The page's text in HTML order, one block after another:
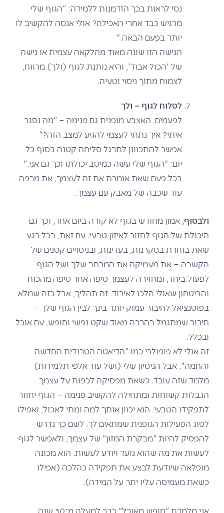
נסי לראות בכך הזדמנות ללמידה: "הגוף שלי
מרגיש כבד אחרי האכילה? אולי אנסה להקשיב לו
יותר בפעם הבאה."
הגישה הזו שונה מאוד מהלקאה עצמית או גישה
של 'הכול אבוד', והיא נותנת לגוף (ולך) מרווח,
לצמוח מתוך ניסוי וטעיה.
לסלוח לגוף – ולך
לפעמים, האצבע מופנית גם פנימה – "מה נסגר
איתי? איך נתתי לעצמי להגיע למצב הזה?"
אפשר להתכוונן לתרגל סליחה קטנה בסוף כל
יום: "הגוף שלי עשה כמיטב יכולתו וכך גם אני."
בכל פעם שאת אומרת את זה לעצמך, את מרפה
עוד שכבה של מאבק עם עצמך.
ולבסוף, אמון מחודש בגוף לא קורה ביום אחד, וכך גם
היכולת של הגוף לחזור לאיזון טבעי. עם זאת, בכל רגע
שאת בוחרת בסקרנות, בעדינות, ובניסויים קטנים של
הקשבה – את מעמיקה את המרחב שלך ושל הגוף
לפעול ביחד, ומחזירה לעצמך טיפה אחר טיפה מהכוח
והביטחון שאולי הלכו לאיבוד. זה תהליך, אבל כזה שמלא
בפוטנציאל לחיבור עמוק יותר בינך לבין הגוף שלך –
חיבור שמתגמל בהרבה מאוד שקט נפשי וחופש, עם אוכל
ובכלל.
זה אולי לא פופולרי כמו "הדיאטה הטרנדית החדשה
והחמה", אבל הניסיון שלי (ושל עוד אלפי תלמידות)
מלמד שזה עובד. כשאת מפסיקה לכפות על עצמך
הגבלות קשוחות ומתחילה להקשיב פנימה – הגוף יחזור
לתפקידו הטבעי. הוא יכוון אותך למה ומתי לאכול, ואפילו
לסוג הפעילות הגופנית שמתאים לך. לשם כך נדרש
להפסיק להיות "מבקרת המזון" של עצמך, ולאפשר לגוף
לעשות את מה שהוא נועד ויודע לעשות. הוא מכונה
מופלאה שיודעת לבצע את תפקידה כהלכה (אפילו
כשאת מעמיסה עליו יתר על המידה).
אני מלמדת "חופש מאוכל" כבר למעלה מ־30 שנה